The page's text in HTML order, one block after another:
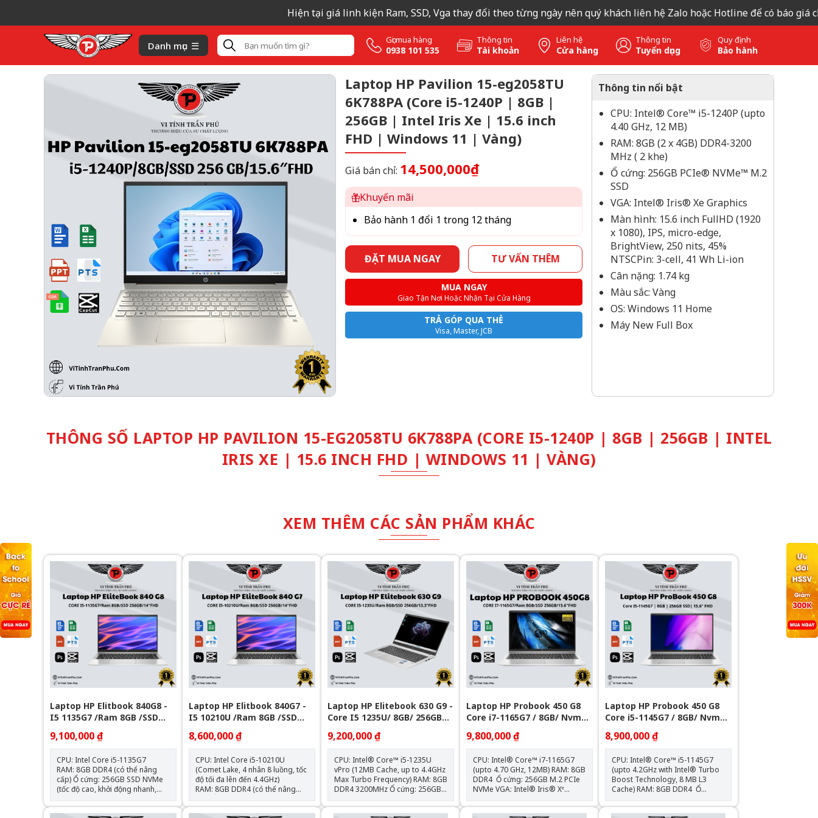
Hiện tại giá linh kiện Ram, SSD, Vga thay đổi theo từng ngày nên quý khách liên hệ Zalo hoặc Hotline để có báo giá
Danh mục Gọi mua hàng
0938 101 535
Thông tin
Tài khoản
Liên hệ
Cửa hàng
Thông tin
Tuyển dụng
Quy định
Bảo hành
Laptop HP Pavilion 15-eg2058TU
6K788PA (Core i5-1240P | 8GB |
256GB | Intel Iris Xe | 15.6 inch
FHD | Windows 11 | Vàng)
Giá bán chỉ: 14,500,000₫
Khuyến mãi
Bảo hành 1 đổi 1 trong 12 tháng
ĐẶT MUA NGAY TƯ VẤN THÊM
MUA NGAY
Giao Tận Nơi Hoặc Nhận Tại Cửa Hàng
TRẢ GÓP QUA THẺ
Visa, Master, JCB
Thông tin nổi bật
CPU: Intel® Core™ i5-1240P (upto
4.40 GHz, 12 MB)
RAM: 8GB (2 x 4GB) DDR4-3200
MHz ( 2 khe)
Ổ cứng: 256GB PCIe® NVMe™ M.2
SSD
VGA: Intel® Iris® Xe Graphics
Màn hình: 15.6 inch FullHD (1920
x 1080), IPS, micro-edge,
BrightView, 250 nits, 45%
NTSCPin: 3-cell, 41 Wh Li-ion
Cân nặng: 1.74 kg
Màu sắc: Vàng
OS: Windows 11 Home
Máy New Full Box
THÔNG SỐ LAPTOP HP PAVILION 15-EG2058TU 6K788PA (CORE I5-1240P | 8GB | 256GB | INTEL
IRIS XE | 15.6 INCH FHD | WINDOWS 11 | VÀNG)
XEM THÊM CÁC SẢN PHẨM KHÁC
Laptop HP Elitbook 840G8 -
I5 1135G7 /Ram 8GB /SSD
256GB/ 14FHD
9,100,000 ₫
CPU: Intel Core i5-1135G7
RAM: 8GB DDR4 (có thể nâng
cấp) Ổ cứng: 256GB SSD NVMe
(tốc độ cao, khởi động nhanh,
nâng cấp được) Màn hình: 14.0
inch Full HD (1920 x 1080) IPS,
Laptop HP Elitbook 840G7 -
I5 10210U /Ram 8GB /SSD
256GB/ 14FHD
8,600,000 ₫
CPU: Intel Core i5-10210U
(Comet Lake, 4 nhân 8 luồng, tốc
độ tối đa lên đến 4.4GHz)
RAM: 8GB DDR4 (có thể nâng
cấp) Ổ cứng: 256GB SSD NVMe
(tốc độ cao, khởi động nhanh,
Laptop HP Elitebook 630 G9 -
Core I5 1235U/ 8GB/ 256GB
PCIE/13.3 FHD/WIN11/BẠC
9,200,000 ₫
CPU: Intel® Core™ i5-1235U
vPro (12MB Cache, up to 4.4GHz
Max Turbo Frequency) RAM: 8GB
DDR4 3200MHz Ổ cứng: 256GB
PCIe M.2 SSD VGA: Intel® Iris®
Xe Graphics Màn hình: 13.3" FHD
Laptop HP Probook 450 G8
Core i7-1165G7 / 8GB/ Nvme
256GB/ 15.6" FHD
9,800,000 ₫
CPU: Intel® Core™ i7-1165G7
(upto 4.70 GHz, 12MB) RAM: 8GB
DDR4 Ổ cứng: 256GB M.2 PCIe
NVMe VGA: Intel® Iris® Xᵉ
Graphics Màn hình: 15.6 inch
FHD (1920 x 1080), IPS, Narrow
Laptop HP Probook 450 G8
Core i5-1145G7 / 8GB/ Nvme
256GB/ 15.6"
8,900,000 ₫
CPU: Intel® Core™ i5-1145G7
(upto 4.2GHz with Intel® Turbo
Boost Technology, 8 MB L3
Cache) RAM: 8GB DDR4 Ổ
cứng: 256GB M.2 PCIe NVMe
VGA: Intel® Iris® Xᵉ Graphics